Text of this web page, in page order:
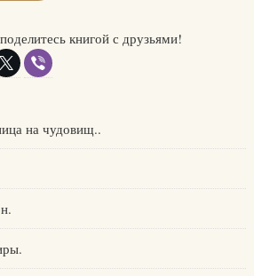
книгой с друзьями!
на чудовищ..